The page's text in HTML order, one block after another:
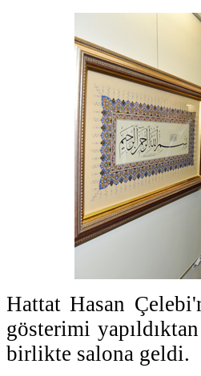
Hattat Hasan
gösterimi
birlikte salona geldi.